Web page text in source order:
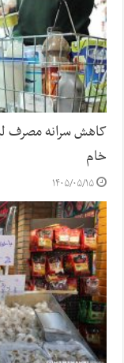
کاهش سرانه مصرف
خام
۱۴۰۵/۰۵/۱۵